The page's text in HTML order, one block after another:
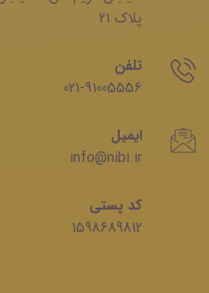
پلاک 21
تلفن
021-91005556
ایمیل
info@nibi.ir
کد پستی
1598689812